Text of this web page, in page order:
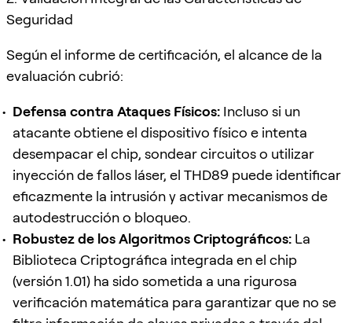
Seguridad
Según el informe de certificación, el alcance de la
evaluación cubrió:
Defensa contra Ataques Físicos: Incluso si un
atacante obtiene el dispositivo físico e intenta
desempacar el chip, sondear circuitos o utilizar
inyección de fallos láser, el THD89 puede identificar
eficazmente la intrusión y activar mecanismos de
autodestrucción o bloqueo.
Robustez de los Algoritmos Criptográficos: La
Biblioteca Criptográfica integrada en el chip
(versión 1.01) ha sido sometida a una rigurosa
verificación matemática para garantizar que no se